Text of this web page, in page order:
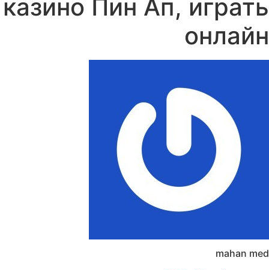
казино Пин Ап, играть
онлайн
mahan med